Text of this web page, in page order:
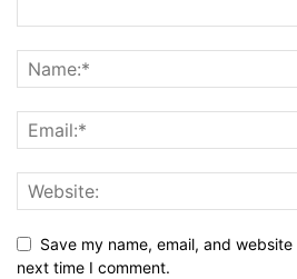
Save my name, email, and
next time I comment.